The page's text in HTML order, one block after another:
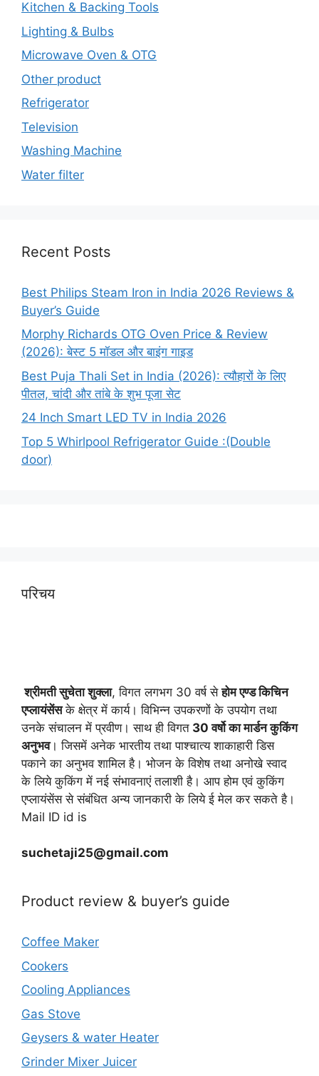
Kitchen & Backing Tools
Lighting & Bulbs
Microwave Oven & OTG
Other product
Refrigerator
Television
Washing Machine
Water filter
Recent Posts
Best Philips Steam Iron in India 2026 Reviews &
Buyer’s Guide
Morphy Richards OTG Oven Price & Review
(2026): बेस्ट 5 मॉडल और बाइंग गाइड
Best Puja Thali Set in India (2026): त्यौहारों के लिए
पीतल, चांदी और तांबे के शुभ पूजा सेट
24 Inch Smart LED TV in India 2026
Top 5 Whirlpool Refrigerator Guide :(Double
door)
परिचय
श्रीमती सुचेता शुक्ला, विगत लगभग 30 वर्ष सेहोम एण्ड किचिन
एप्लायंसेंसके क्षेत्र में कार्य। विभिन्न उपकरणों के उपयोग तथा
उनके संचालन में प्रवीण। साथ ही विगत 30 वर्षो का मार्डन कुकिंग
अनुभव। जिसमें अनेक भारतीय तथा पाश्चात्य शाकाहारी डिस
पकाने का अनुभव शामिल है। भोजन के विशेष तथा अनोखे स्वाद
के लिये कुकिंग में नई संभावनाएं तलाशी है। आप होम एवं कुकिंग
एप्लायंसेंस से संबंधित अन्य जानकारी के लिये ई मेल कर सकते है।
Mail ID id is
suchetaji25@gmail.com
Product review & buyer’s guide
Coffee Maker
Cookers
Cooling Appliances
Gas Stove
Geysers & water Heater
Grinder Mixer Juicer